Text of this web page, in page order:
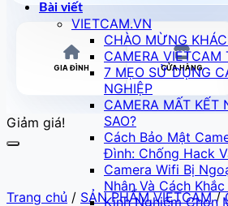
Bài viết
VIETCAM.VN
CHÀO MỪNG
CAMERA VIETCAM
7 MẸO SỬ DỤNG
NGHIỆP
CAMERA MẤT KẾT
SAO?
Cách Bảo Mật
Đình: Chống Hack
Camera Wifi Bị
Nhân Và Cách Khắc
Kinh Nghiệm Chọn
GIA ĐÌNH CỬA HÀNG
Giảm giá!
Trang chủ / SẢN PHẨM VIETCAM /